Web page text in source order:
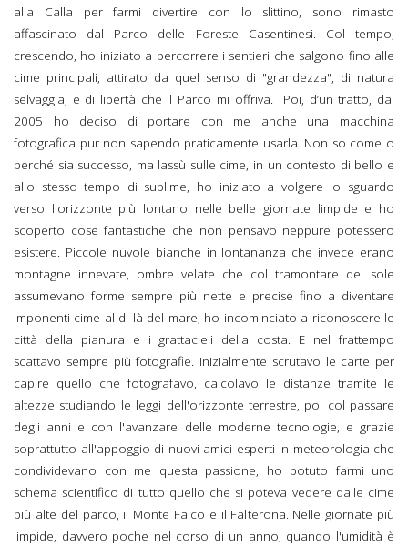
alla Calla per farmi divertire con lo slittino, sono rimasto
affascinato dal Parco delle Foreste Casentinesi. Col tempo,
crescendo, ho iniziato a percorrere i sentieri che salgono fino alle
cime principali, attirato da quel senso di "grandezza", di natura
selvaggia, e di libertà che il Parco mi offriva. Poi, d’un tratto, dal
2005 ho deciso di portare con me anche una macchina
fotografica pur non sapendo praticamente usarla. Non so come o
perché sia successo, ma lassù sulle cime, in un contesto di bello e
allo stesso tempo di sublime, ho iniziato a volgere lo sguardo
verso l'orizzonte più lontano nelle belle giornate limpide e ho
scoperto cose fantastiche che non pensavo neppure potessero
esistere. Piccole nuvole bianche in lontananza che invece erano
montagne innevate, ombre velate che col tramontare del sole
assumevano forme sempre più nette e precise fino a diventare
imponenti cime al di là del mare; ho incominciato a riconoscere le
città della pianura e i grattacieli della costa. E nel frattempo
scattavo sempre più fotografie. Inizialmente scrutavo le carte per
capire quello che fotografavo, calcolavo le distanze tramite le
altezze studiando le leggi dell'orizzonte terrestre, poi col passare
degli anni e con l'avanzare delle moderne tecnologie, e grazie
soprattutto all'appoggio di nuovi amici esperti in meteorologia che
condividevano con me questa passione, ho potuto farmi uno
schema scientifico di tutto quello che si poteva vedere dalle cime
più alte del parco, il Monte Falco e il Falterona. Nelle giornate più
limpide, davvero poche nel corso di un anno, quando l'umidità è